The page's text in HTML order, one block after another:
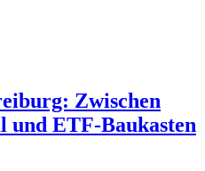
Zwischen
und ETF-Baukasten